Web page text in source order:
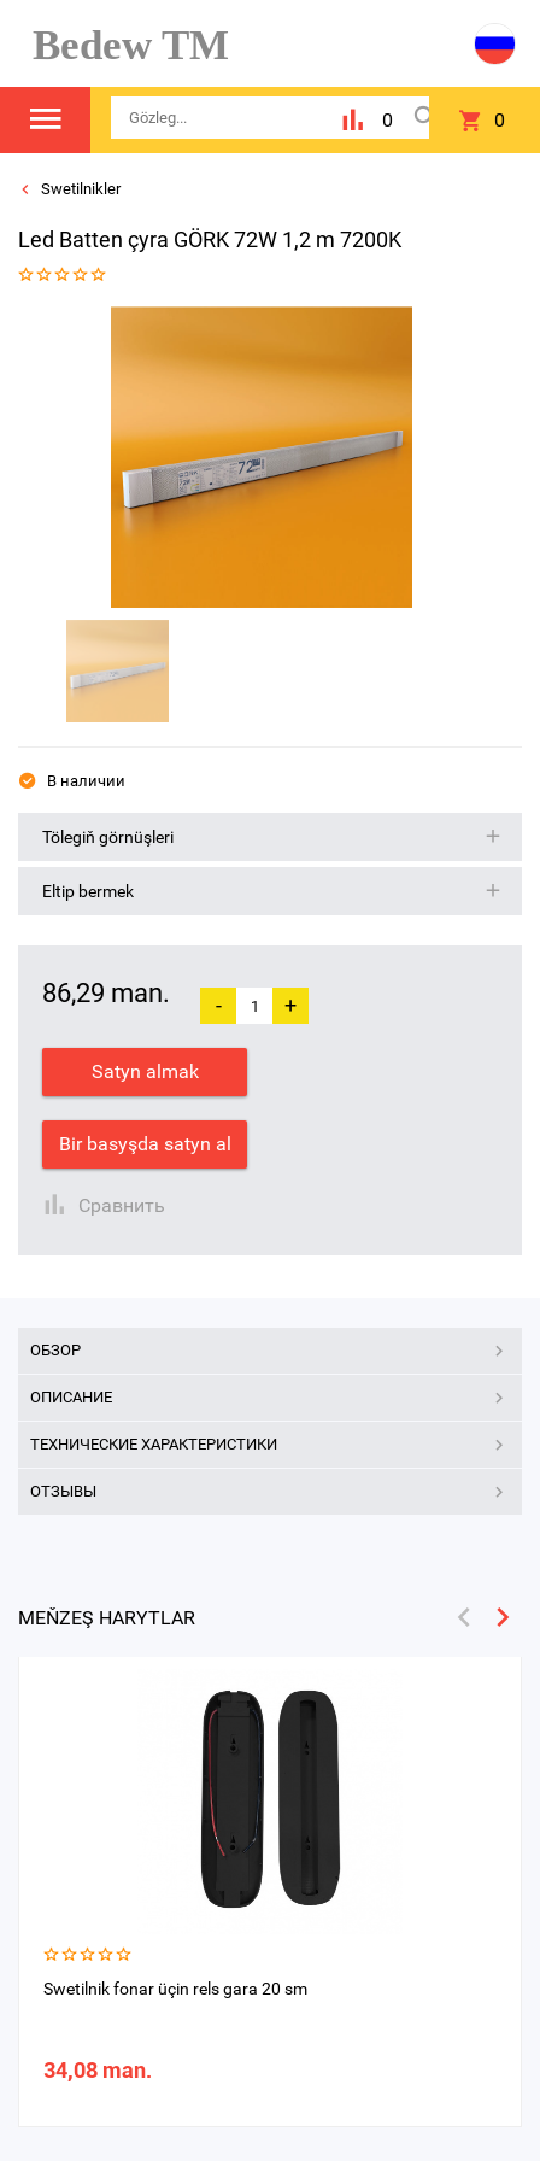
Bedew TM
0 0
Swetilnikler
Led Batten çyra GÖRK 72W 1,2 m 7200K
В наличии
Tölegiň görnüşleri
Eltip bermek
86,29 man. - +
Satyn almak
Bir basyşda satyn al
Сравнить
ОБЗОР
ОПИСАНИЕ
ТЕХНИЧЕСКИЕ ХАРАКТЕРИСТИКИ
ОТЗЫВЫ
MEŇZEŞ HARYTLAR
Swetilnik fonar üçin rels gara 20 sm
34,08 man.